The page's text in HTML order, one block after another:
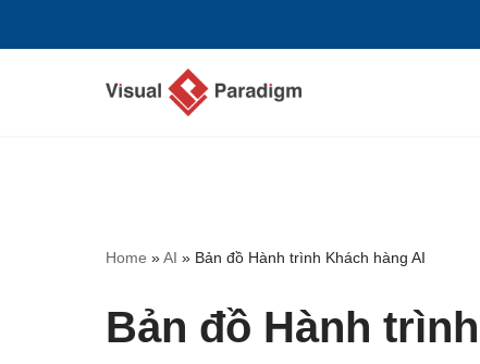
Home »AI » Bản đồ Hành trình Khách hàng AI
Bản đồ Hành